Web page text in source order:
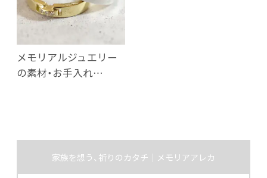
メモリアルジュエリー
の素材・お手入れ…
家族を想う、祈りのカタチ｜メモリアアレカ